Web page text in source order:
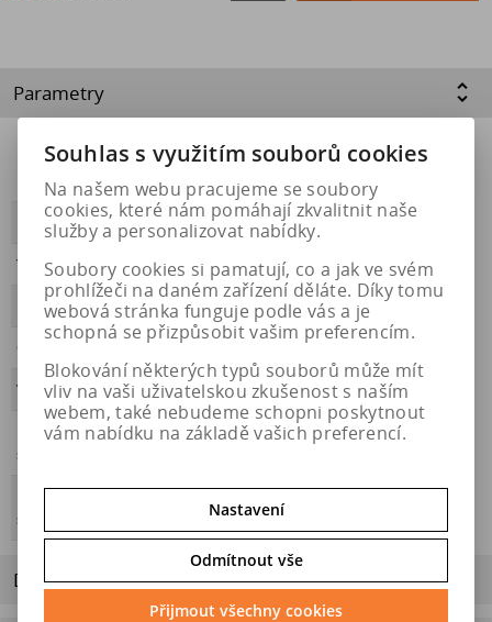
Parametry
Přilnavost na
ledu
NE
PŘILNAVOST B
Třída hluku B
HLUČNOST 72
OBDOBÍ letní
VALIVÝ ODPOR C
Přilnavost na
sněhu
NE
štítek
Dotaz na výrobek
Souhlas s využitím souborů cookies
Na našem webu pracujeme se soubory
cookies, které nám pomáhají zkvalitnit naše
služby a personalizovat nabídky.
Soubory cookies si pamatují, co a jak ve svém
prohlížeči na daném zařízení děláte. Díky tomu
webová stránka funguje podle vás a je
schopná se přizpůsobit vašim preferencím.
Blokování některých typů souborů může mít
vliv na vaši uživatelskou zkušenost s naším
webem, také nebudeme schopni poskytnout
vám nabídku na základě vašich preferencí.
Nastavení
Odmítnout vše
Přijmout všechny cookies